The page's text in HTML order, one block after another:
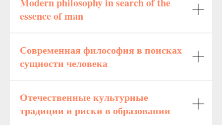
essence of man
Современная философия в поисках
сущности человека
Отечественные культурные
традиции и риски в образовании